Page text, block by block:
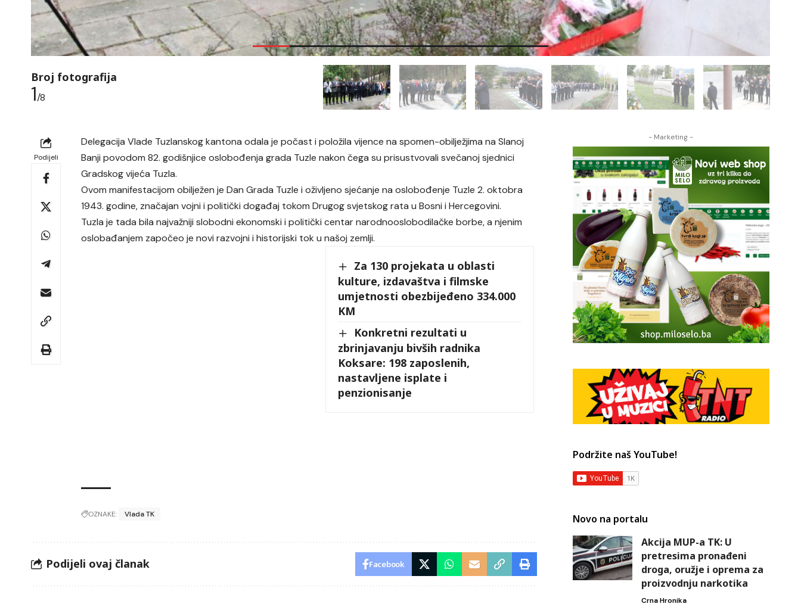
Broj fotografija
1/8
Podijeli
Delegacija Vlade Tuzlanskog kantona odala je počast i položila vijence na spomen-obilježjima na Slanoj
Banji povodom 82. godišnjice oslobođenja grada Tuzle nakon čega su prisustvovali svečanoj sjednici
Gradskog vijeća Tuzla.
Ovom manifestacijom obilježen je Dan Grada Tuzle i oživljeno sjećanje na oslobođenje Tuzle 2. oktobra
1943. godine, značajan vojni i politički događaj tokom Drugog svjetskog rata u Bosni i Hercegovini.
Tuzla je tada bila najvažniji slobodni ekonomski i politički centar narodnooslobodilačke borbe, a njenim
oslobađanjem započeo je novi razvojni i historijski tok u našoj zemlji.
Za 130 projekata u oblasti
kulture, izdavaštva i filmske
umjetnosti obezbijeđeno 334.000
KM
Konkretni rezultati u
zbrinjavanju bivših radnika
Koksare: 198 zaposlenih,
nastavljene isplate i
penzionisanje
OZNAKE: Vlada TK
Podijeli ovaj članak Facebook
- Marketing -
Podržite naš YouTube!
Novo na portalu
Akcija MUP-a TK: U
pretresima pronađeni
droga, oružje i oprema za
proizvodnju narkotika
Crna Hronika